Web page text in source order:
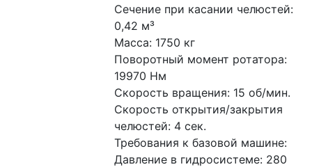
Сечение при касании челюстей:
0,42 м³
Масса: 1750 кг
Поворотный момент ротатора:
19970 Нм
Скорость вращения: 15 об/мин.
Скорость открытия/закрытия
челюстей: 4 сек.
Требования к базовой машине:
Давление в гидросистеме: 280